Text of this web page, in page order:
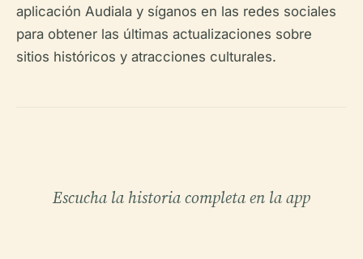
aplicación Audiala y síganos en las redes sociales
para obtener las últimas actualizaciones sobre
sitios históricos y atracciones culturales.
Escucha la historia completa en la app